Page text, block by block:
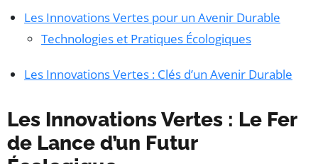
Les Innovations Vertes pour un Avenir Durable
Technologies et Pratiques Écologiques
Les Innovations Vertes : Clés d’un Avenir Durable
Les Innovations Vertes : Le Fer
de Lance d’un Futur